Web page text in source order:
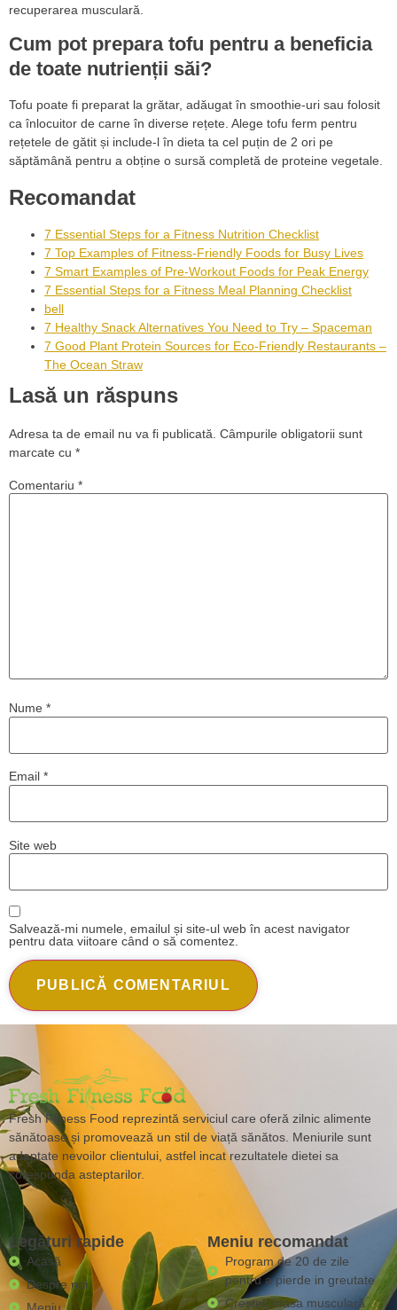
recuperarea musculară.
Cum pot prepara tofu pentru a beneficia
de toate nutrienții săi?
Tofu poate fi preparat la grătar, adăugat în smoothie-uri sau folosit
ca înlocuitor de carne în diverse rețete. Alege tofu ferm pentru
rețetele de gătit și include-l în dieta ta cel puțin de 2 ori pe
săptămână pentru a obține o sursă completă de proteine vegetale.
Recomandat
7 Essential Steps for a Fitness Nutrition Checklist
7 Top Examples of Fitness-Friendly Foods for Busy Lives
7 Smart Examples of Pre-Workout Foods for Peak Energy
7 Essential Steps for a Fitness Meal Planning Checklist
bell
7 Healthy Snack Alternatives You Need to Try – Spaceman
7 Good Plant Protein Sources for Eco-Friendly Restaurants –
The Ocean Straw
Lasă un răspuns
Adresa ta de email nu va fi publicată. Câmpurile obligatorii sunt
marcate cu *
Comentariu *
Nume *
Email *
Site web
Salvează-mi numele, emailul și site-ul web în acest navigator
pentru data viitoare când o să comentez.
Fresh Fitness Food reprezintă serviciul care oferă zilnic alimente
sănătoase și promovează un stil de viață sănătos. Meniurile sunt
adaptate nevoilor clientului, astfel incat rezultatele dietei sa
corespunda asteptarilor.
Legături rapide
Acasă
Despre noi
Meniu recomandat
Program de 20 de zile
pentru a pierde in greutate
Creșteți masa musculară